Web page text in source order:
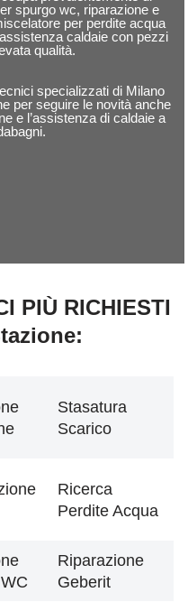
spurgo wc, riparazione e
per perdite acqua
caldaie con pezzi
qualità.
specializzati di Milano
per seguire le novità anche
e l’assistenza di caldaie a
PIÙ RICHIESTI
Stasatura
Scarico
Ricerca
Perdite Acqua
Riparazione
Geberit